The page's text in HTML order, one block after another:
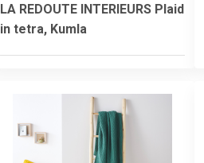
LA REDOUTE INTERIEURS Plaid
in tetra, Kumla